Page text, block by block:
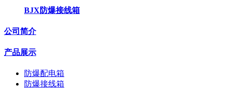
BJX防爆接线箱
公司简介
产品展示
防爆配电箱
防爆接线箱